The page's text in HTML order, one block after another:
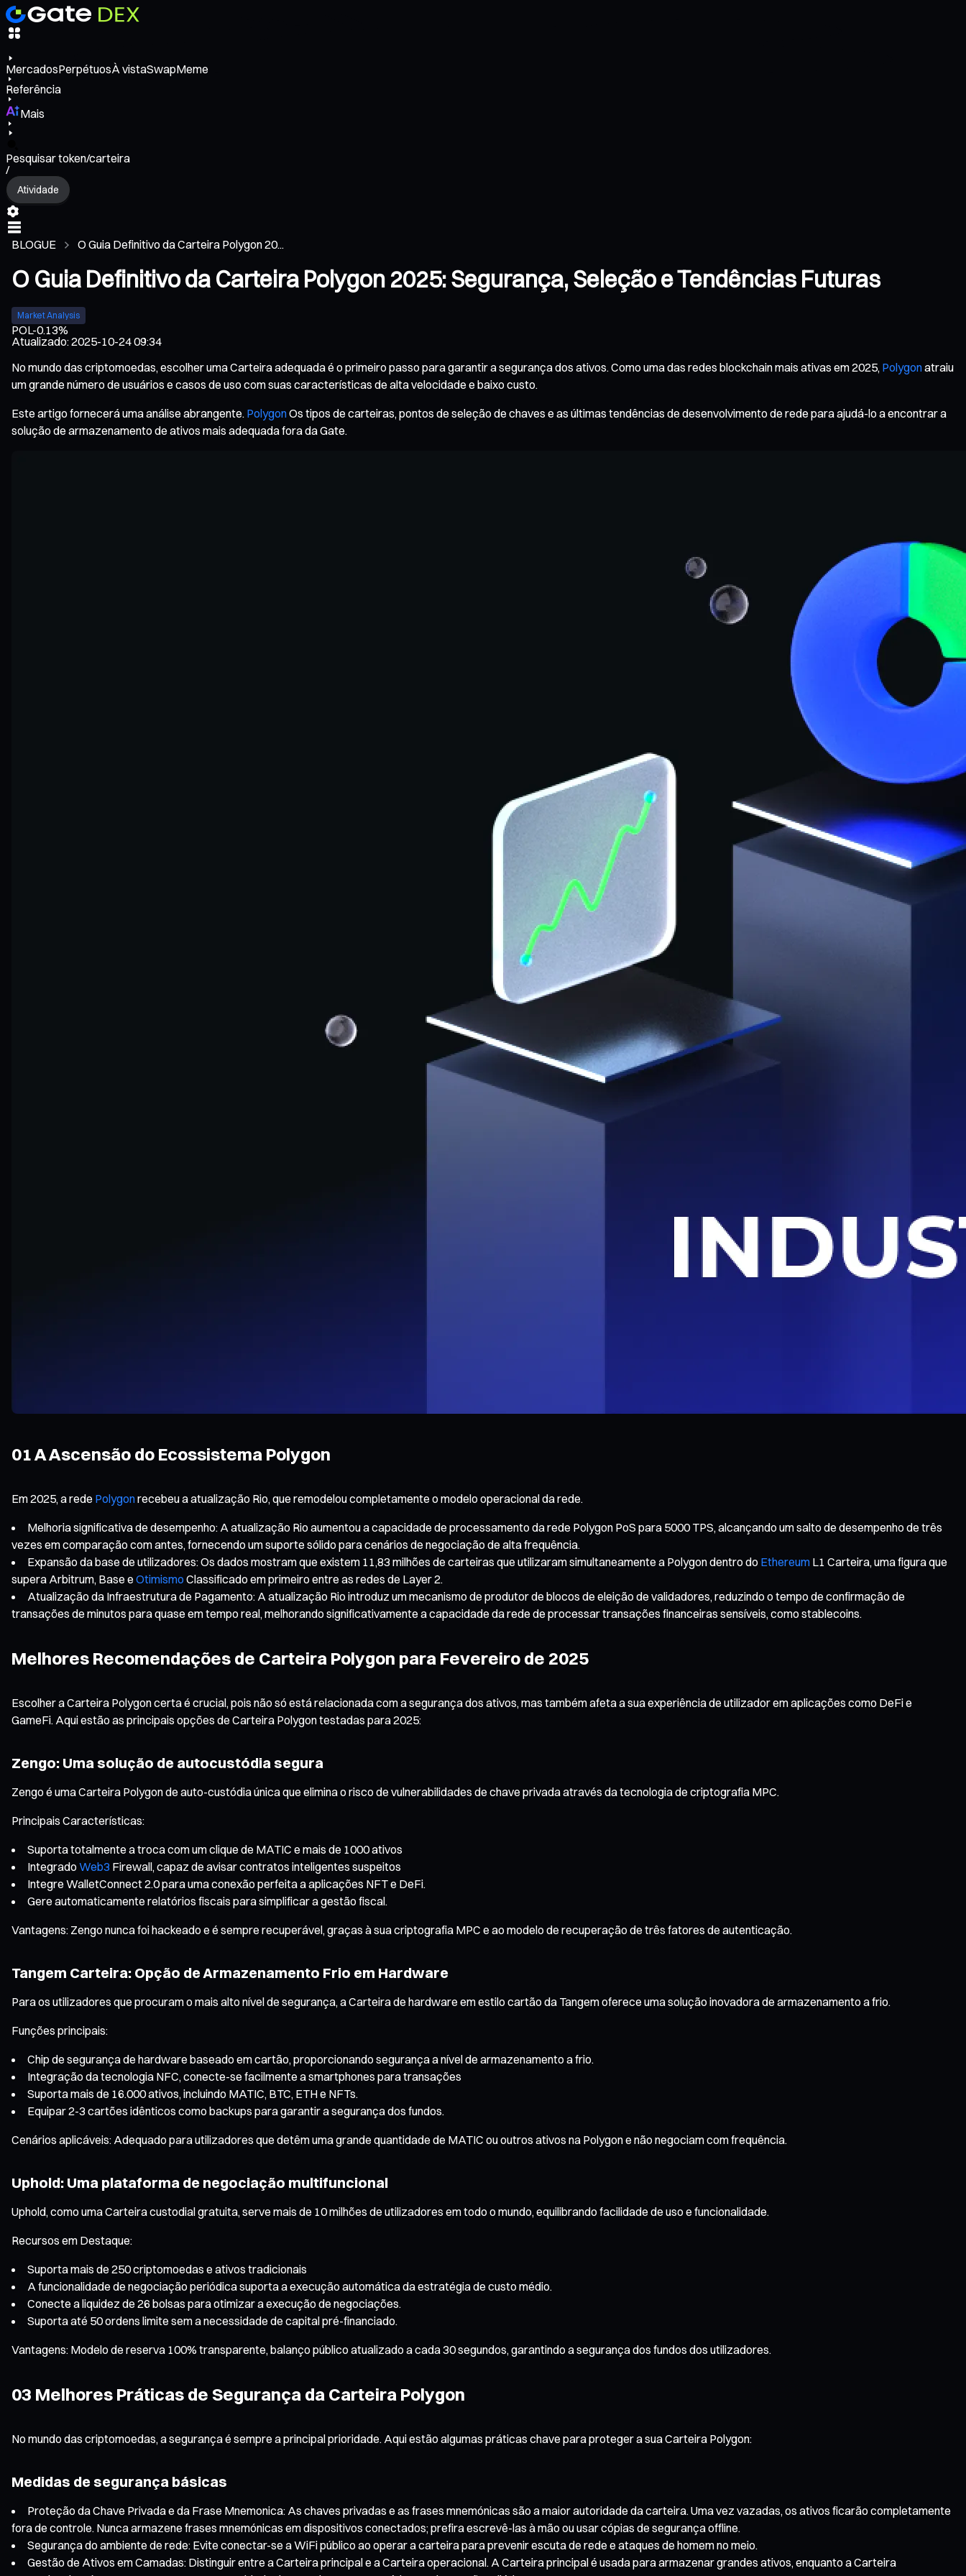
MercadosPerpétuosÀ vistaSwapMeme
Referência
Mais
Pesquisar token/carteira
/
Atividade
BLOGUE O Guia Definitivo da Carteira Polygon 20...
O Guia Definitivo da Carteira Polygon 2025: Segurança, Seleção e Tendências Futuras
Market Analysis
POL-0.13%
Atualizado:2025-10-24 09:34
No mundo das criptomoedas, escolher uma Carteira adequada é o primeiro passo para garantir a segurança dos ativos. Como uma das redes blockchain mais ativas em 2025, Polygonatraiu
um grande número de usuários e casos de uso com suas características de alta velocidade e baixo custo.
Este artigo fornecerá uma análise abrangente. PolygonOs tipos de carteiras, pontos de seleção de chaves e as últimas tendências de desenvolvimento de rede para ajudá-lo a encontrar a
solução de armazenamento de ativos mais adequada fora da Gate.
01 A Ascensão do Ecossistema Polygon
Em 2025, a rede Polygonrecebeu a atualização Rio, que remodelou completamente o modelo operacional da rede.
Melhoria significativa de desempenho: A atualização Rio aumentou a capacidade de processamento da rede Polygon PoS para 5000 TPS, alcançando um salto de desempenho de três
vezes em comparação com antes, fornecendo um suporte sólido para cenários de negociação de alta frequência.
Expansão da base de utilizadores: Os dados mostram que existem 11,83 milhões de carteiras que utilizaram simultaneamente a Polygon dentro do Ethereum L1 Carteira, uma figura que
supera Arbitrum, Base e OtimismoClassificado em primeiro entre as redes de Layer 2.
Atualização da Infraestrutura de Pagamento: A atualização Rio introduz um mecanismo de produtor de blocos de eleição de validadores, reduzindo o tempo de confirmação de
transações de minutos para quase em tempo real, melhorando significativamente a capacidade da rede de processar transações financeiras sensíveis, como stablecoins.
Melhores Recomendações de Carteira Polygon para Fevereiro de 2025
Escolher a Carteira Polygon certa é crucial, pois não só está relacionada com a segurança dos ativos, mas também afeta a sua experiência de utilizador em aplicações como DeFi e
GameFi. Aqui estão as principais opções de Carteira Polygon testadas para 2025:
Zengo: Uma solução de autocustódia segura
Zengo é uma Carteira Polygon de auto-custódia única que elimina o risco de vulnerabilidades de chave privada através da tecnologia de criptografia MPC.
Principais Características:
Suporta totalmente a troca com um clique de MATIC e mais de 1000 ativos
IntegradoWeb3 Firewall, capaz de avisar contratos inteligentes suspeitos
Integre WalletConnect 2.0 para uma conexão perfeita a aplicações NFT e DeFi.
Gere automaticamente relatórios fiscais para simplificar a gestão fiscal.
Vantagens: Zengo nunca foi hackeado e é sempre recuperável, graças à sua criptografia MPC e ao modelo de recuperação de três fatores de autenticação.
Tangem Carteira: Opção de Armazenamento Frio em Hardware
Para os utilizadores que procuram o mais alto nível de segurança, a Carteira de hardware em estilo cartão da Tangem oferece uma solução inovadora de armazenamento a frio.
Funções principais:
Chip de segurança de hardware baseado em cartão, proporcionando segurança a nível de armazenamento a frio.
Integração da tecnologia NFC, conecte-se facilmente a smartphones para transações
Suporta mais de 16.000 ativos, incluindo MATIC, BTC, ETH e NFTs.
Equipar 2-3 cartões idênticos como backups para garantir a segurança dos fundos.
Cenários aplicáveis: Adequado para utilizadores que detêm uma grande quantidade de MATIC ou outros ativos na Polygon e não negociam com frequência.
Uphold: Uma plataforma de negociação multifuncional
Uphold, como uma Carteira custodial gratuita, serve mais de 10 milhões de utilizadores em todo o mundo, equilibrando facilidade de uso e funcionalidade.
Recursos em Destaque:
Suporta mais de 250 criptomoedas e ativos tradicionais
A funcionalidade de negociação periódica suporta a execução automática da estratégia de custo médio.
Conecte a liquidez de 26 bolsas para otimizar a execução de negociações.
Suporta até 50 ordens limite sem a necessidade de capital pré-financiado.
Vantagens: Modelo de reserva 100% transparente, balanço público atualizado a cada 30 segundos, garantindo a segurança dos fundos dos utilizadores.
03 Melhores Práticas de Segurança da Carteira Polygon
No mundo das criptomoedas, a segurança é sempre a principal prioridade. Aqui estão algumas práticas chave para proteger a sua Carteira Polygon:
Medidas de segurança básicas
Proteção da Chave Privada e da Frase Mnemonica: As chaves privadas e as frases mnemónicas são a maior autoridade da carteira. Uma vez vazadas, os ativos ficarão completamente
fora de controle. Nunca armazene frases mnemónicas em dispositivos conectados; prefira escrevê-las à mão ou usar cópias de segurança offline.
Segurança do ambiente de rede: Evite conectar-se a WiFi público ao operar a carteira para prevenir escuta de rede e ataques de homem no meio.
Gestão de Ativos em Camadas: Distinguir entre a Carteira principal e a Carteira operacional. A Carteira principal é usada para armazenar grandes ativos, enquanto a Carteira